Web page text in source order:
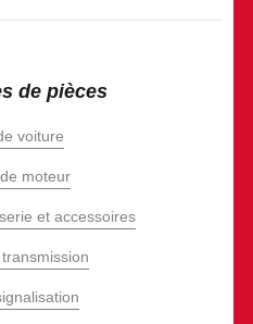
de pièces
voiture
moteur
et accessoires